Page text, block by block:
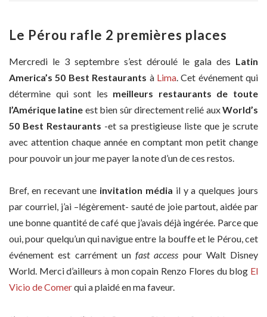
Le Pérou rafle 2 premières places
Mercredi le 3 septembre s’est déroulé le gala des Latin
America’s 50 Best Restaurants à Lima. Cet événement qui
détermine qui sont les meilleurs restaurants de toute
l’Amérique latine est bien sûr directement relié auxWorld’s
50 Best Restaurants -et sa prestigieuse liste que je scrute
avec attention chaque année en comptant mon petit change
pour pouvoir un jour me payer la note d’un de ces restos.
Bref, en recevant une invitation média il y a quelques jours
par courriel, j’ai –légèrement- sauté de joie partout, aidée par
une bonne quantité de café que j’avais déjà ingérée. Parce que
oui, pour quelqu’un qui navigue entre la bouffe et le Pérou, cet
événement est carrément un fast access pour Walt Disney
World. Merci d’ailleurs à mon copain Renzo Flores du blog El
Vicio de Comerqui a plaidé en ma faveur.